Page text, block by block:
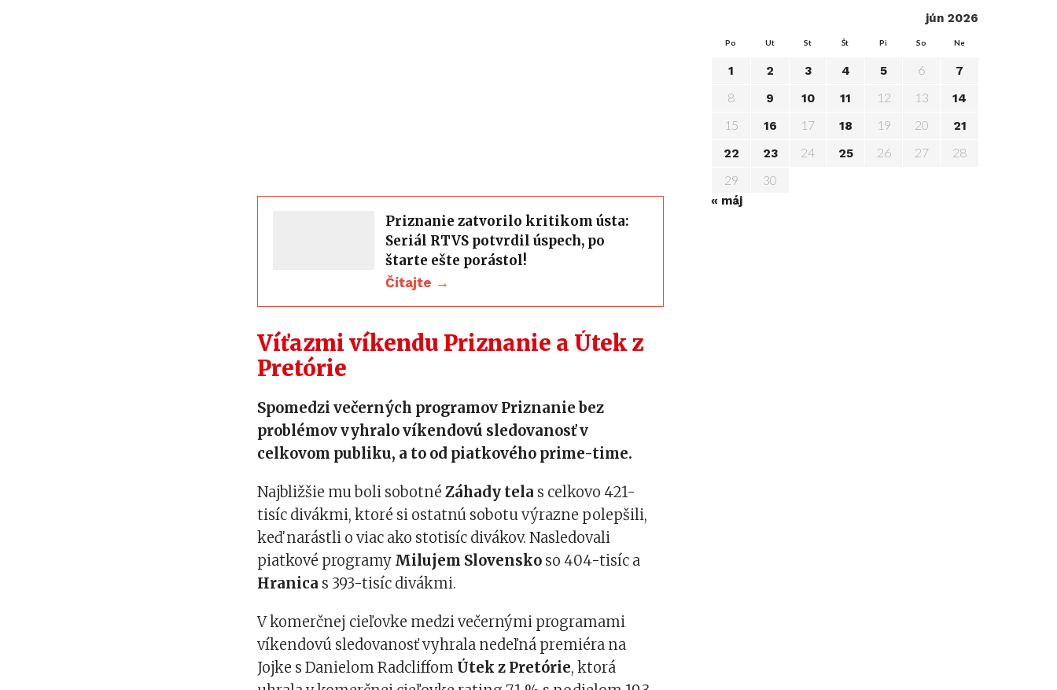
Priznanie zatvorilo kritikom ústa:
Seriál RTVS potvrdil úspech, po
štarte ešte porástol!
Čítajte →
Víťazmi víkendu Priznanie a Útek z
Pretórie
Spomedzi večerných programov Priznanie bez
problémov vyhralo víkendovú sledovanosť v
celkovom publiku, a to od piatkového prime-time.
Najbližšie mu boli sobotnéZáhady tela s celkovo 421-
tisíc divákmi, ktoré si ostatnú sobotu výrazne polepšili,
keď narástli o viac ako stotisíc divákov. Nasledovali
piatkové programy Milujem Slovensko so 404-tisíc a
Hranica s 393-tisíc divákmi.
V komerčnej cieľovke medzi večernými programami
víkendovú sledovanosť vyhrala nedeľná premiéra na
Jojke s Danielom Radcliffom Útek z Pretórie, ktorá
jún 2026
Po Ut St Št Pi So Ne
1 2 3 4 5 6 7
8 9 10 11 12 13 14
15 16 17 18 19 20
21
22
23 24 25 26 27
28
29
30
« máj